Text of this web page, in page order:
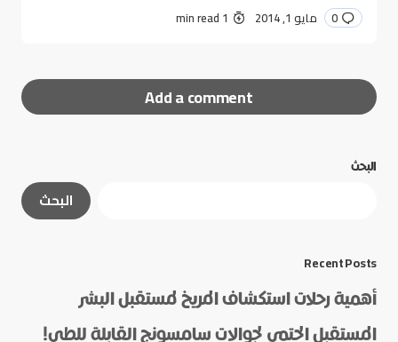
0 مايو 1, 2014 1 min read
Add a comment
الحقول الإلزامية
البحث
البحث
Recent Posts
أهمية رحلات استكشاف المريخ لمستقبل البشر
المستقبل الحتمي لجوالات سامسونج القابلة للطي!